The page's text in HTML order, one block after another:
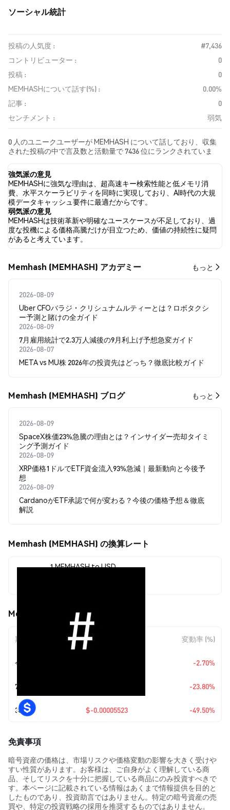
ソーシャル統計
投稿の人気度 :
#7,436
コントリビューター :
0
投稿 :
0
MEMHASHについて話す(%) :
0.00%
記事 :
0
センチメント :
弱気
0 人のユニークユーザーが MEMHASH について話しており、収集
された投稿の中で言及数と活動量で 7436 位にランクされていま
MEMHASH への感情は 弱気 でした。 最後に、MEMHASH に関す
るニュース記事が 0 件公開されました。 Twitterでは、NaN% の
ツイートが強気の感情を示し、NaN% のツイートが弱気の感情を
示しました。 NaN% のツイートは MEMHASH に対して中立的でし
た。 これらの感情分析は 0 件のツイートに基づいています。
強気派の意見
MEMHASHに強気な理由は、超高速キー検索性能と低メモリ消
費、水平スケーラビリティを同時に実現しており、AI時代の大規
模データキャッシュ要件に最適だからです。
弱気派の意見
MEMHASHは技術革新や明確なユースケースが不足しており、過
度な投機による価格高騰だけが目立つため、価値の持続性に疑問
があると考えています。
Memhash (MEMHASH) アカデミー もっと
2026-08-09
Uber CFOバラジ・クリシュナムルティーとは？ロボタクシ
ー予測と賭けの全ガイド
2026-08-09
7月雇用統計で2.3万人減後の9月利上げ予想急変ガイド
2026-08-07
META vs MU株 2026年の投資先はどっち？徹底比較ガイド
Memhash (MEMHASH) ブログ もっと
2026-08-09
SpaceX株価23%急騰の理由とは？インサイダー売却タイミ
ング予測ガイド
2026-08-09
XRP価格1ドルでETF資金流入93%急減｜最新動向と今後予
想
2026-08-09
CardanoがETF承認で何が変わる？今後の価格予想＆徹底
解説
Memhash (MEMHASH) の換算レート
1 MEMHASH to USD
Memhash (MEMHASH) の価格変動
期間 金額変動 変動率 (%)
今日 -2.70%
7日 -23.80%
30日 $-0.00005523 -49.50%
免責事項
暗号資産の価格は、市場リスクや価格変動の影響を大きく受けや
すい性質があります。お客様は、ご自身がよく理解している商
品、そしてリスクを十分に把握している商品にのみ投資すべきで
す。本ページに記載されている情報はあくまで情報提供を目的と
したものであり、投資助言ではありません。特定の暗号資産の売
買や、特定の投資戦略の採用を推奨するものではありません。